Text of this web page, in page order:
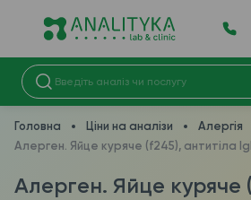
Головна Ціни на аналізи Алергія
Алерген. Яйце куряче (f245), антитіла
Алерген. Яйце куряче